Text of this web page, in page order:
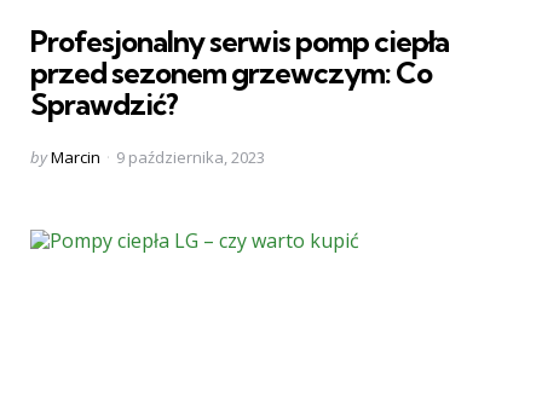
Profesjonalny serwis pomp ciepła
przed sezonem grzewczym: Co
Sprawdzić?
Posted
byMarcin 9 października, 2023